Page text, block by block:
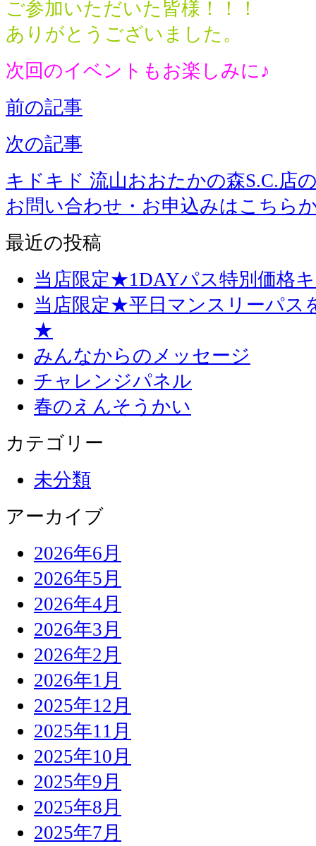
ご参加いただいた皆様！！！
ありがとうございました。
次回のイベントもお楽しみに♪
前の記事
次の記事
キドキド 流山おおたかの森S.C.店
お問い合わせ・お申込みはこちら
最近の投稿
当店限定★1DAYパス特別価格
当店限定★平日マンスリーパス
★
みんなからのメッセージ
チャレンジパネル
春のえんそうかい
カテゴリー
未分類
アーカイブ
2026年6月
2026年5月
2026年4月
2026年3月
2026年2月
2026年1月
2025年12月
2025年11月
2025年10月
2025年9月
2025年8月
2025年7月